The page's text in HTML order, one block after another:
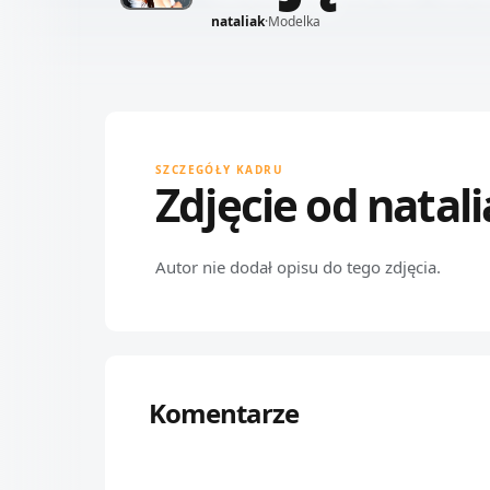
nataliak·Modelka
SZCZEGÓŁY KADRU
Zdjęcie od
Autor nie dodał opisu do tego zdjęcia.
Komentarze